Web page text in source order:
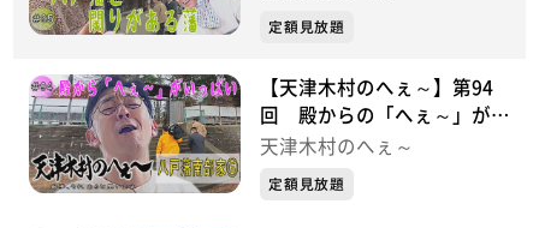
定額見放題
【天津木村のへぇ～】第94
回 殿からの「へぇ～」がい
っぱい 八戸藩南部家シリー
天津木村のへぇ～
定額見放題